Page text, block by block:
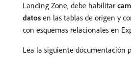
Landing Zone, debe habilitar
datos en las tablas de origen y
con esquemas relacionales en
Lea la siguiente documentación